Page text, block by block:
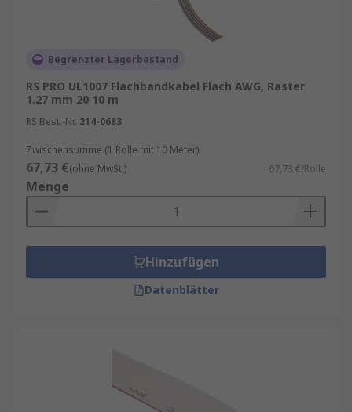
Begrenzter Lagerbestand
RS PRO UL1007 Flachbandkabel Flach AWG, Raster
1.27 mm 20 10 m
RS Best.-Nr. 214-0683
Zwischensumme (1 Rolle mit 10 Meter)
67,73 €(ohne MwSt.) 67,73 €/Rolle
Menge
Hinzufügen
Datenblätter